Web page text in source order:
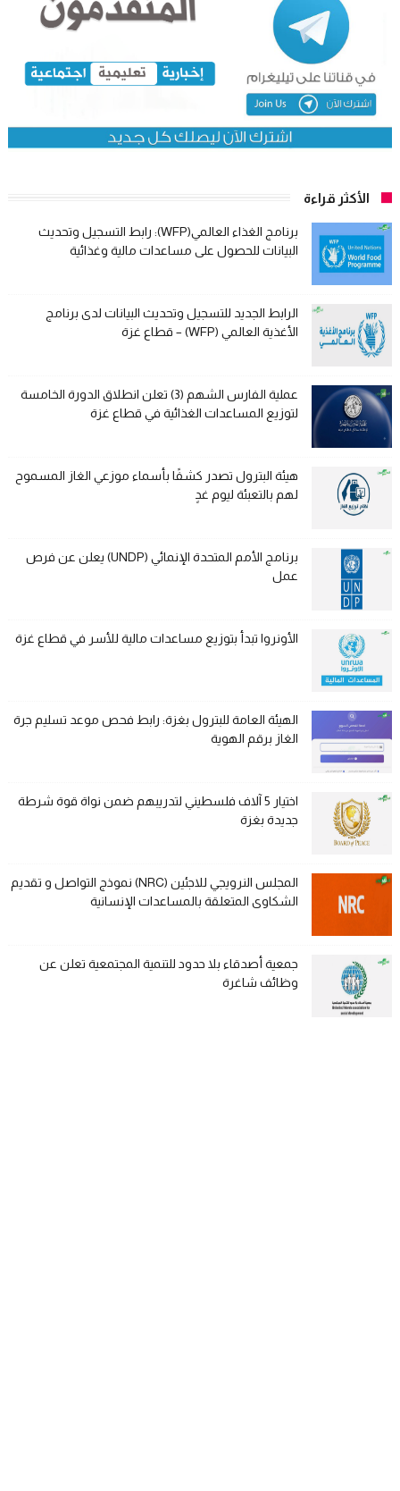
الأكثر قراءة
برنامج الغذاء العالمي(WFP): رابط التسجيل وتحديث
البيانات للحصول على مساعدات مالية وغذائية
الرابط الجديد للتسجيل وتحديث البيانات لدى برنامج
الأغذية العالمي (WFP) – قطاع غزة
عملية الفارس الشهم (3) تعلن انطلاق الدورة الخامسة
لتوزيع المساعدات الغذائية في قطاع غزة
هيئة البترول تصدر كشفًا بأسماء موزعي الغاز المسموح
لهم بالتعبئة ليوم غدٍ
برنامج الأمم المتحدة الإنمائي (UNDP) يعلن عن فرص
عمل
الأونروا تبدأ بتوزيع مساعدات مالية للأسر في قطاع غزة
الهيئة العامة للبترول بغزة: رابط فحص موعد تسليم جرة
الغاز برقم الهوية
اختيار 5 آلاف فلسطيني لتدريبهم ضمن نواة قوة شرطة
جديدة بغزة
المجلس النرويجي للاجئين (NRC) نموذج التواصل و تقديم
الشكاوى المتعلقة بالمساعدات الإنسانية
جمعية أصدقاء بلا حدود للتنمية المجتمعية تعلن عن
وظائف شاغرة